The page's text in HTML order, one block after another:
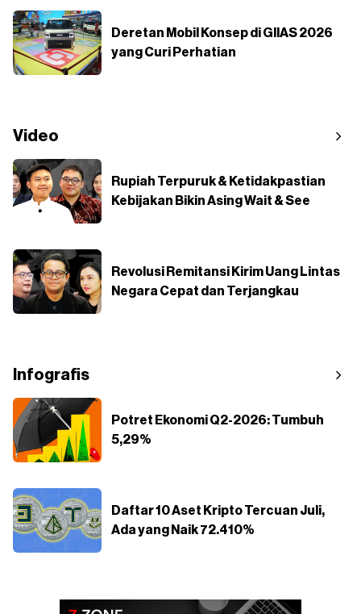
Deretan Mobil Konsep di GIIAS 2026
yang Curi Perhatian
Video
Rupiah Terpuruk & Ketidakpastian
Kebijakan Bikin Asing Wait & See
Revolusi Remitansi Kirim Uang Lintas
Negara Cepat dan Terjangkau
Infografis
Potret Ekonomi Q2-2026: Tumbuh
5,29%
Daftar 10 Aset Kripto Tercuan Juli,
Ada yang Naik 72.410%